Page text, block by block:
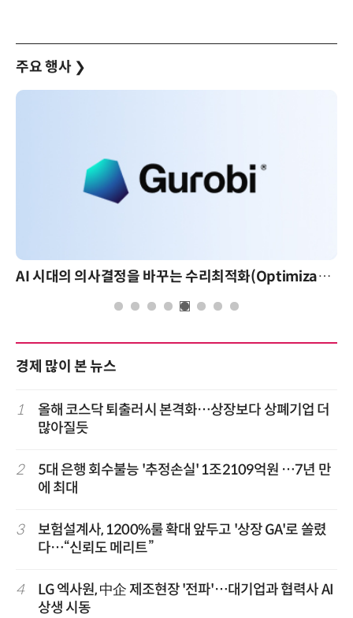
주요 행사 ❯
AI 시대의 의사결정을 바꾸는 수리최적화(Optimization): 실제 산업 적용 사례와 활용 전략
경제 많이 본 뉴스
1
올해 코스닥 퇴출러시 본격화…상장보다 상폐기업 더
많아질듯
2
5대 은행 회수불능 '추정손실' 1조2109억원 …7년 만
에 최대
3
보험설계사, 1200%룰 확대 앞두고 '상장 GA'로 쏠렸
다…“신뢰도 메리트”
4
LG 엑사원, 中企 제조현장 '전파'…대기업과 협력사 AI
상생 시동